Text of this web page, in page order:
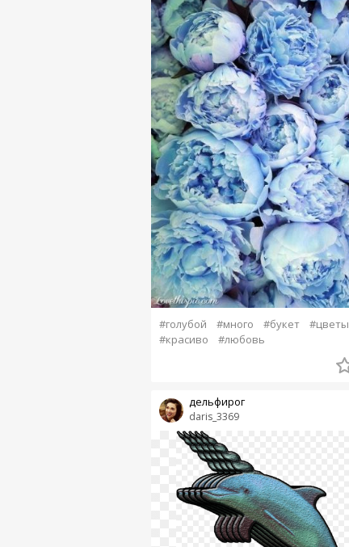
#голубой #много #букет #цветы
#красиво
#любовь
daris_3369
дельфирог